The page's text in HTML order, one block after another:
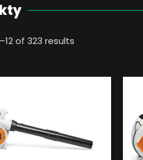
of 323 results